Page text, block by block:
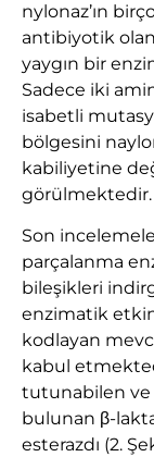
nylonaz’ın
antibiyotik
yaygın bir
Sadece iki
isabetli
bölgesini
kabiliyetine
görülmektedir.
Son
parçalanma
bileşikleri
enzimatik
kodlayan
kabul
tutunabilen ve
bulunan β-
esterazdı (2.